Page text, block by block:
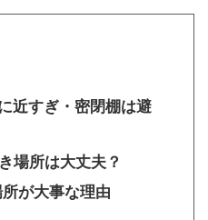
近すぎ・密閉棚は避
場所は大丈夫？
が大事な理由